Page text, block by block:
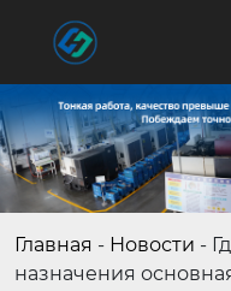
Главная - Новости -
назначения